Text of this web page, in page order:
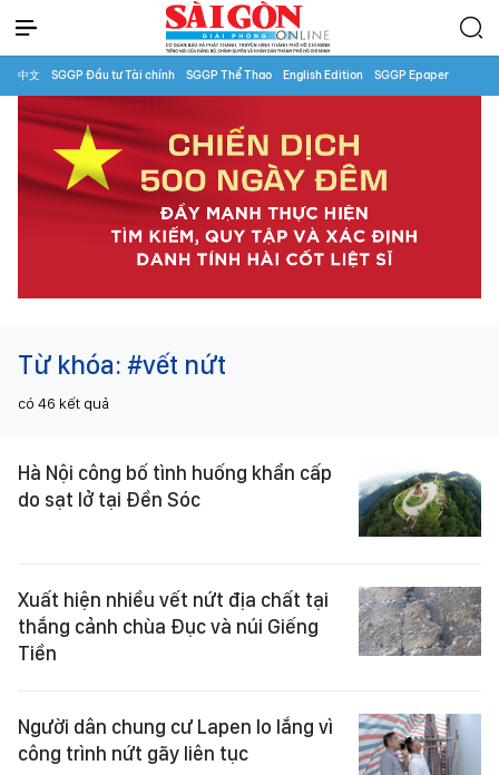
中文 SGGP Đầu tư Tài chính SGGP Thể Thao English Edition SGGP Epaper
Từ khóa: #vết nứt
có 46 kết quả
Hà Nội công bố tình huống khẩn cấp
do sạt lở tại Đền Sóc
Xuất hiện nhiều vết nứt địa chất tại
thắng cảnh chùa Đục và núi Giếng
Tiền
Người dân chung cư Lapen lo lắng vì
công trình nứt gãy liên tục